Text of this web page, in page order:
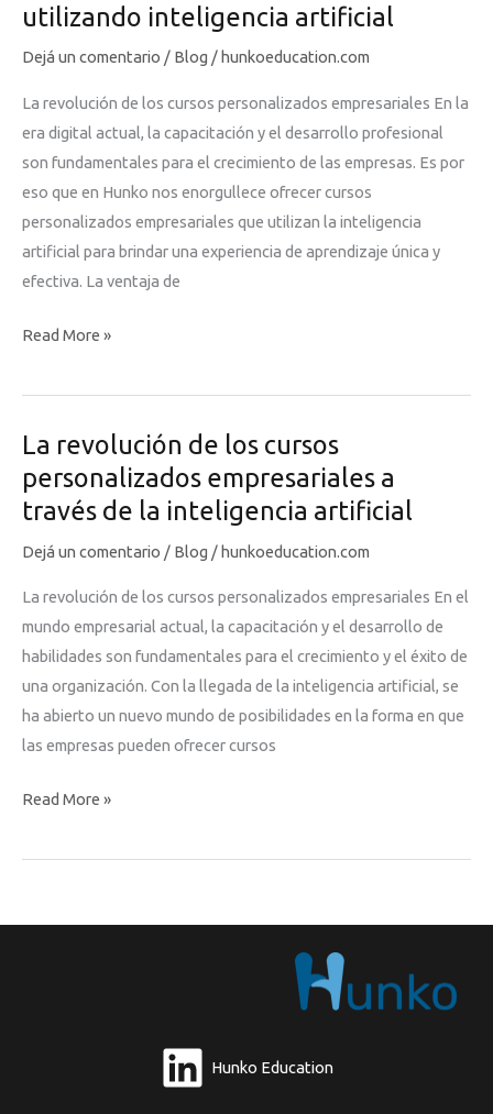
empresariales
utilizando inteligencia artificial
Dejá un comentario / Blog / hunkoeducation.com
La revolución de los cursos personalizados empresariales En la
era digital actual, la capacitación y el desarrollo profesional
son fundamentales para el crecimiento de las empresas. Es por
eso que en Hunko nos enorgullece ofrecer cursos
personalizados empresariales que utilizan la inteligencia
artificial para brindar una experiencia de aprendizaje única y
efectiva. La ventaja de
La
de
cursos
personalizados
empresariales
utilizando
artificial
Read More »
La revolución de los cursos
personalizados empresariales a
través de la inteligencia artificial
Dejá un comentario / Blog /hunkoeducation.com
La revolución de los cursos personalizados empresariales En el
mundo empresarial actual, la capacitación y el desarrollo de
habilidades son fundamentales para el crecimiento y el éxito de
una organización. Con la llegada de la inteligencia artificial, se
ha abierto un nuevo mundo de posibilidades en la forma en que
las empresas pueden ofrecer cursos
La
de
Read More »
Hunko Education